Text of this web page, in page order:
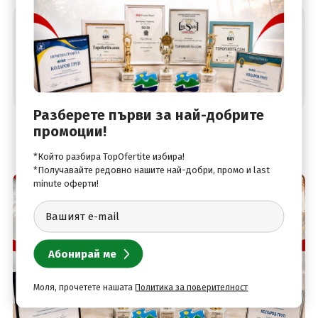
Абонирай се за най-добрите оферти
Разберете първи за най-добрите
промоции!
*Който разбира TopOfertite избира!
*Получавайте редовно нашите най-добри, промо и last
minute оферти!
Моля, прочетете нашатаПолитика за поверителност